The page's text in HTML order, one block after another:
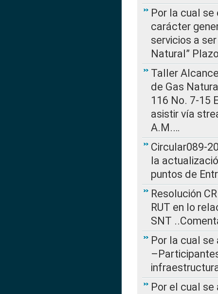
Por la cual
carácter
servicios a
Natural”
Taller
de Gas
116 No. 7-15
asistir vía
A.M.…
Circular089-
la
puntos de
Resolución
RUT en lo
SNT
Por la cual se
Por el cual